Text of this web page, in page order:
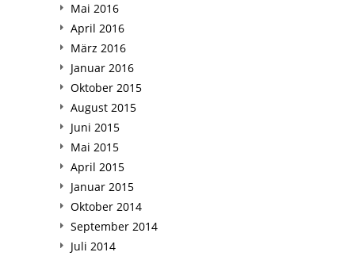
Mai 2016
April 2016
März 2016
Januar 2016
Oktober 2015
August 2015
Juni 2015
Mai 2015
April 2015
Januar 2015
Oktober 2014
September 2014
Juli 2014